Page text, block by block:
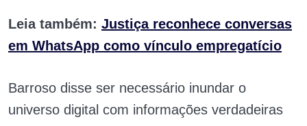
Leia também: Justiça reconhece conversas
em WhatsApp como vínculo empregatício
Barroso disse ser necessário inundar o
universo digital com informações verdadeiras